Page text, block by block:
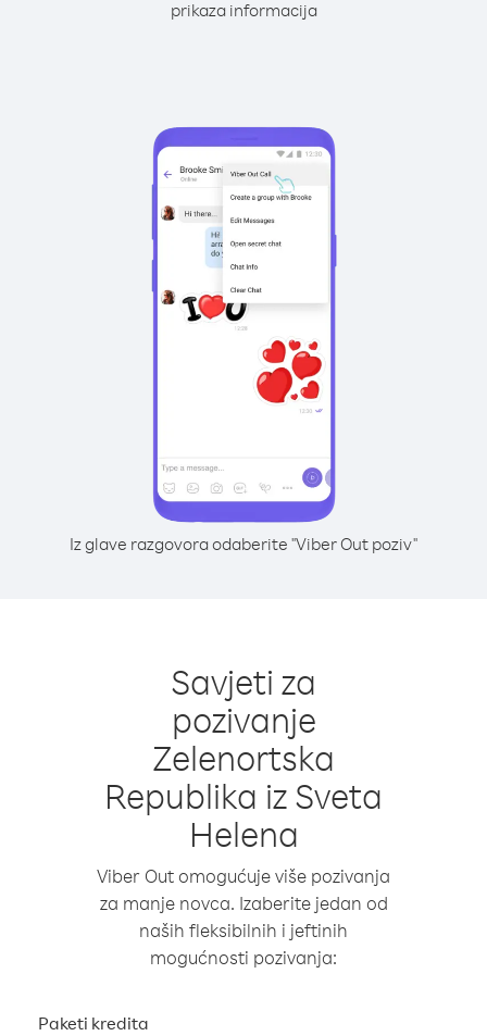
prikaza informacija
Iz glave razgovora odaberite "Viber Out poziv"
Savjeti za
pozivanje
Zelenortska
Republika iz Sveta
Helena
Viber Out omogućuje više pozivanja
za manje novca. Izaberite jedan od
naših fleksibilnih i jeftinih
mogućnosti pozivanja:
Paketi kredita